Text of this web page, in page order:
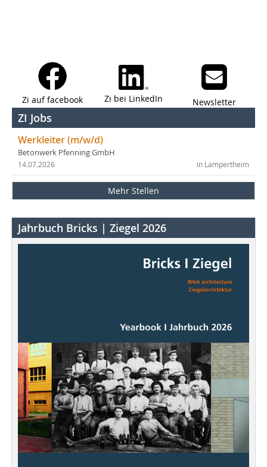
Zi auf facebook Zi bei LinkedIn Newsletter
ZI Jobs
Werkleiter (m/w/d)
Betonwerk Pfenning GmbH
in Lampertheim
14.07.2026
Mehr Stellen
Jahrbuch Bricks | Ziegel 2026